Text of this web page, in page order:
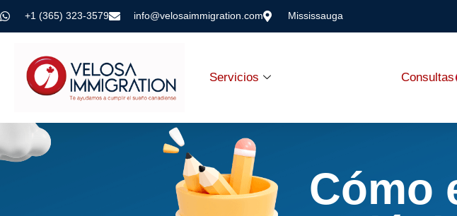
+1 (365) 323-3579 info@velosaimmigration.com Mississauga
Servicios Consultas
Cómo